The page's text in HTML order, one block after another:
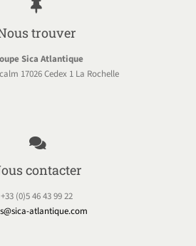
trouver
Sica Atlantique
17026 Cedex 1 La Rochelle
contacter
+33 (0)5 46 43 99 22
atlantique.com